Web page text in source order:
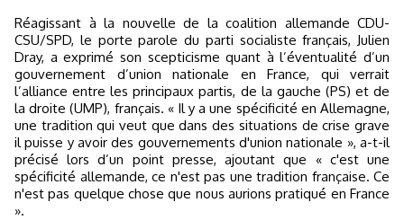
Réagissant à la nouvelle de la coalition allemande CDU-
CSU/SPD, le porte parole du parti socialiste français, Julien
Dray, a exprimé son scepticisme quant à l’éventualité d’un
gouvernement d’union nationale en France, qui verrait
l’alliance entre les principaux partis, de la gauche (PS) et de
la droite (UMP), français. « Il y a une spécificité en Allemagne,
une tradition qui veut que dans des situations de crise grave
il puisse y avoir des gouvernements d'union nationale », a-t-il
précisé lors d’un point presse, ajoutant que « c'est une
spécificité allemande, ce n'est pas une tradition française. Ce
n'est pas quelque chose que nous aurions pratiqué en France
».